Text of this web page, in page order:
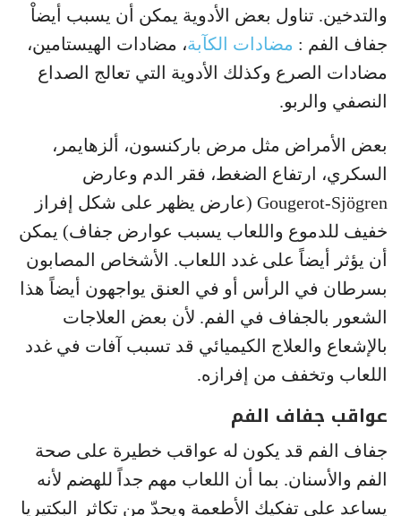
والتدخين. تناول بعض الأدوية يمكن أن يسبب أيضاْ
جفاف الفم : مضادات الكآبة، مضادات الهيستامين،
مضادات الصرع وكذلك الأدوية التي تعالج الصداع
النصفي والربو.
بعض الأمراض مثل مرض باركنسون، ألزهايمر،
السكري، ارتفاع الضغط، فقر الدم وعارض
Gougerot-Sjögren (عارض يظهر على شكل إفراز
خفيف للدموع واللعاب يسبب عوارض جفاف) يمكن
أن يؤثر أيضاً على غدد اللعاب. الأشخاص المصابون
بسرطان في الرأس أو في العنق يواجهون أيضاً هذا
الشعور بالجفاف في الفم. لأن بعض العلاجات
بالإشعاع والعلاج الكيميائي قد تسبب آفات في غدد
اللعاب وتخفف من إفرازه.
عواقب جفاف الفم
جفاف الفم قد يكون له عواقب خطيرة على صحة
الفم والأسنان. بما أن اللعاب مهم جداً للهضم لأنه
يساعد على تفكيك الأطعمة ويحدّ من تكاثر البكتيريا